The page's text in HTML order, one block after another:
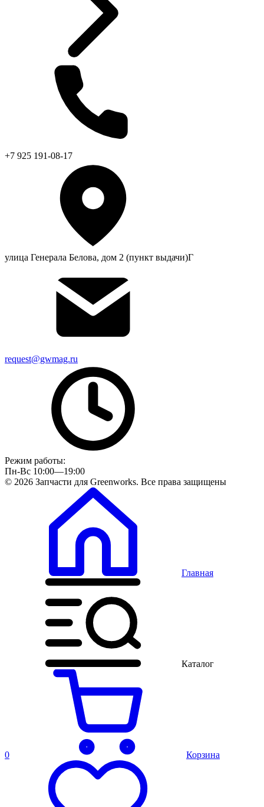
+7 925 191-08-17
улица Генерала Белова, дом 2 (пункт выдачи)Г
request@gwmag.ru
Режим работы:
Пн-Вс 10:00—19:00
© 2026 Запчасти для Greenworks. Все права защищены
Главная
Каталог
0 Корзина